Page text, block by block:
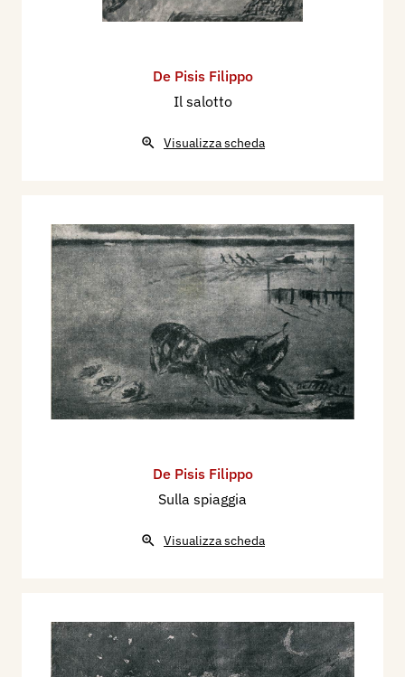
De Pisis Filippo
Il salotto
Visualizza scheda
De Pisis Filippo
Sulla spiaggia
Visualizza scheda